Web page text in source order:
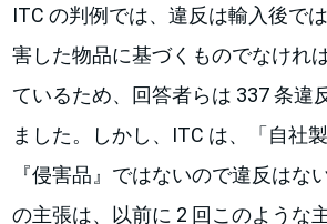
ITC の判例では、違反は輸入後で
害した物品に基づくものでなけれ
ているため、回答者らは 337 条違
ました。しかし、ITC は、「自社
『侵害品』ではないので違反はな
の主張は、以前に 2 回このような